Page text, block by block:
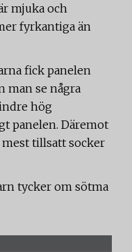
mjuka och
fyrkantiga än
fick panelen
man se några
hög
panelen. Däremot
mest tillsatt socker
tycker om sötma